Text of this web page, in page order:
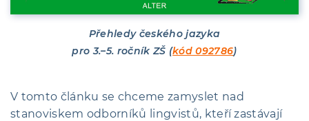
Přehledy českého jazyka
pro 3.–5. ročník ZŠ (kód 092786)
V tomto článku se chceme zamyslet nad
stanoviskem odborníků lingvistů, kteří zastávají